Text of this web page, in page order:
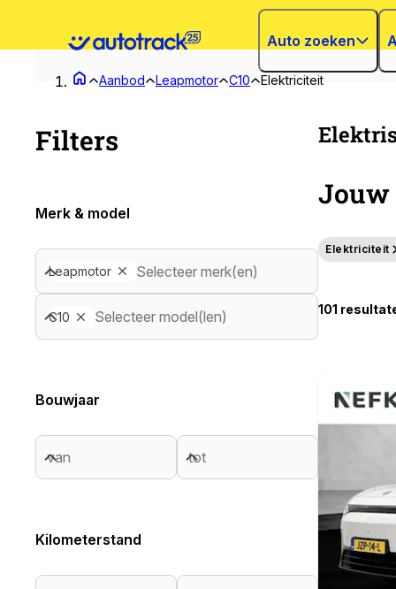
Auto zoeken
Aanbod Leapmotor C10 Elektriciteit
Filters
Merk & model
Leapmotor Selecteer merk(en)
C10 Selecteer model(len)
Bouwjaar
Kilometerstand
Jouw
Elektriciteit
101